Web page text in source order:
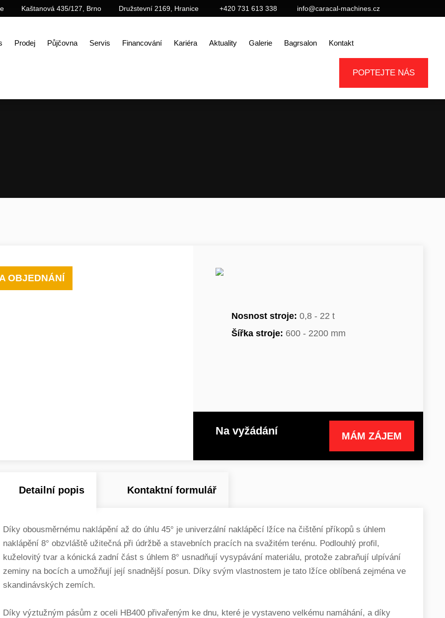
+420 731 613 338 info@caracal-machines.cz
Kaštanová 435/127, Brno Družstevní 2169, Hranice
Prodej Půjčovna Servis Financování Kariéra Aktuality Galerie Bagrsalon Kontakt
POPTEJTE NÁS
OBJEDNÁNÍ
Nosnost stroje: 0,8 - 22 t
Šířka stroje: 600 - 2200 mm
Na vyžádání MÁM ZÁJEM
Detailní popis Kontaktní formulář
Díky obousměrnému naklápění až do úhlu 45° je univerzální naklápěcí lžíce na čištění příkopů s úhlem
naklápění 8° obzvláště užitečná při údržbě a stavebních pracích na svažitém terénu. Podlouhlý profil,
kuželovitý tvar a kónická zadní část s úhlem 8° usnadňují vysypávání materiálu, protože zabraňují ulpívání
zeminy na bocích a umožňují její snadnější posun. Díky svým vlastnostem je tato lžíce oblíbená zejména ve
skandinávských zemích.
Díky výztužným pásům z oceli HB400 přivařeným ke dnu, které je vystaveno velkému namáhání, a díky